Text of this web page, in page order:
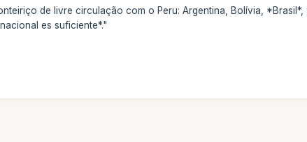
de livre circulação com o Peru: Argentina, Bolívia, *Brasil*,
es suficiente*."